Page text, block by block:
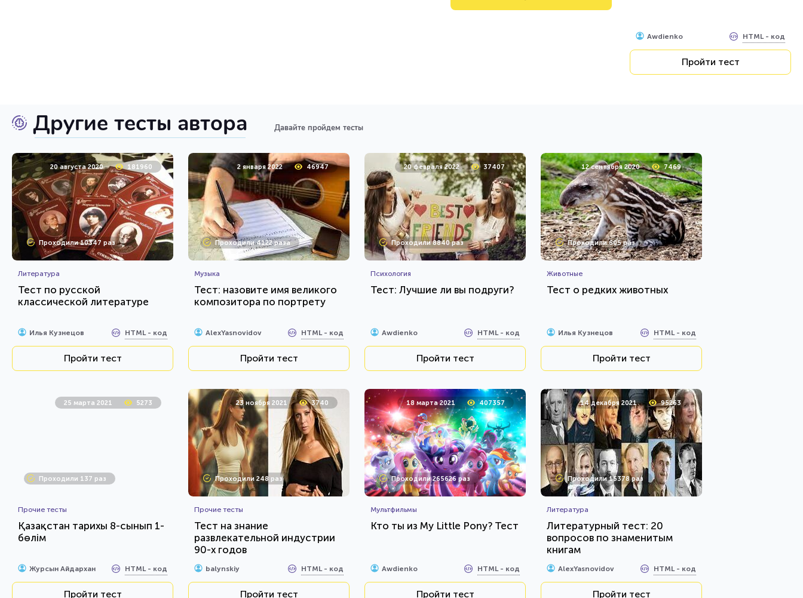
Awdienko HTML - код
Пройти тест
Другие тесты автора Давайте пройдем тесты
20 августа 2020 181960
Проходили 10347 раз
Литература
Тест по русской
классической литературе
Илья Кузнецов HTML - код
Пройти тест
2 января 2022 46947
Проходили 4122 раза
Музыка
Тест: назовите имя великого
композитора по портрету
AlexYasnovidov HTML - код
Пройти тест
20 февраля 2022 37407
Проходили 8840 раз
Психология
Тест: Лучшие ли вы подруги?
Awdienko HTML - код
Пройти тест
12 сентября 2020 7469
Проходили 605 раз
Животные
Тест о редких животных
Илья Кузнецов HTML - код
Пройти тест
25 марта 2021 5273
Проходили 137 раз
Прочие тесты
Қазақстан тарихы 8-сынып 1-
бөлім
Журсын Айдархан HTML - код
Пройти тест
23 ноября 2021 3740
Проходили 248 раз
Прочие тесты
Тест на знание
развлекательной индустрии
90-х годов
balynskiy HTML - код
Пройти тест
18 марта 2021 407357
Проходили 265626 раз
Мультфильмы
Кто ты из My Little Pony? Тест
Awdienko HTML - код
Пройти тест
14 декабря 2021 95263
Проходили 15378 раз
Литература
Литературный тест: 20
вопросов по знаменитым
книгам
AlexYasnovidov HTML - код
Пройти тест